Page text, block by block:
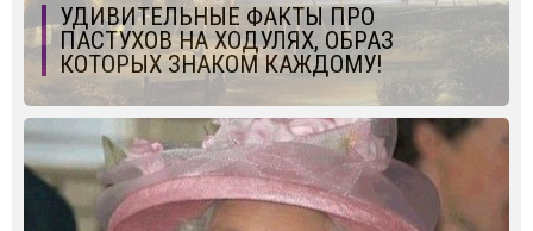
УДИВИТЕЛЬНЫЕ ФАКТЫ ПРО
ПАСТУХОВ НА ХОДУЛЯХ, ОБРАЗ
КОТОРЫХ ЗНАКОМ КАЖДОМУ!